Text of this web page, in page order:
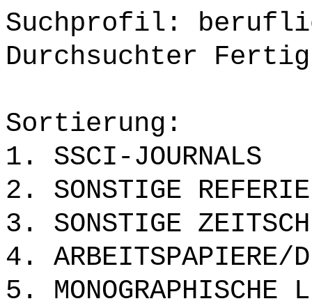
Suchprofil:
Durchsuchter
Sortierung:
1. SSCI-JOURNALS
2. SONSTIGE
3. SONSTIGE
4. ARBEITSPAPIERE/
5. MONOGRAPHISCHE